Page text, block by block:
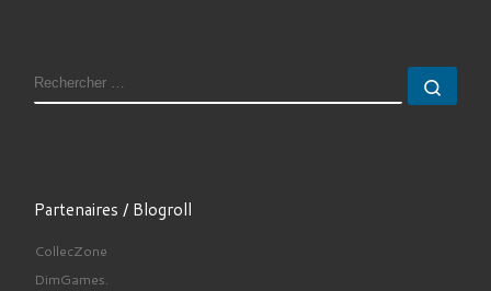
RECHERCHER
Partenaires / Blogroll
CollecZone
DimGames.